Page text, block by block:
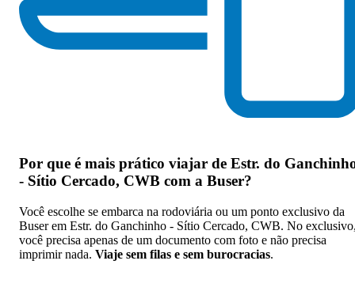
Por que é mais prático viajar de Estr. do
- Sítio Cercado, CWB com a Buser?
Você escolhe se embarca na rodoviária ou um ponto exclusivo da
Buser em Estr. do Ganchinho - Sítio Cercado, CWB. No
você precisa apenas de um documento com foto e não precisa
imprimir nada. Viaje sem filas e sem burocracias.